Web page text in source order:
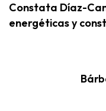
Constata Díaz-
energéticas y